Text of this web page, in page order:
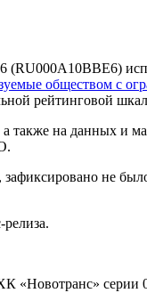
(RU000A10BBE6)
обществом с
рейтинговой
на данных и
не
«Новотранс»